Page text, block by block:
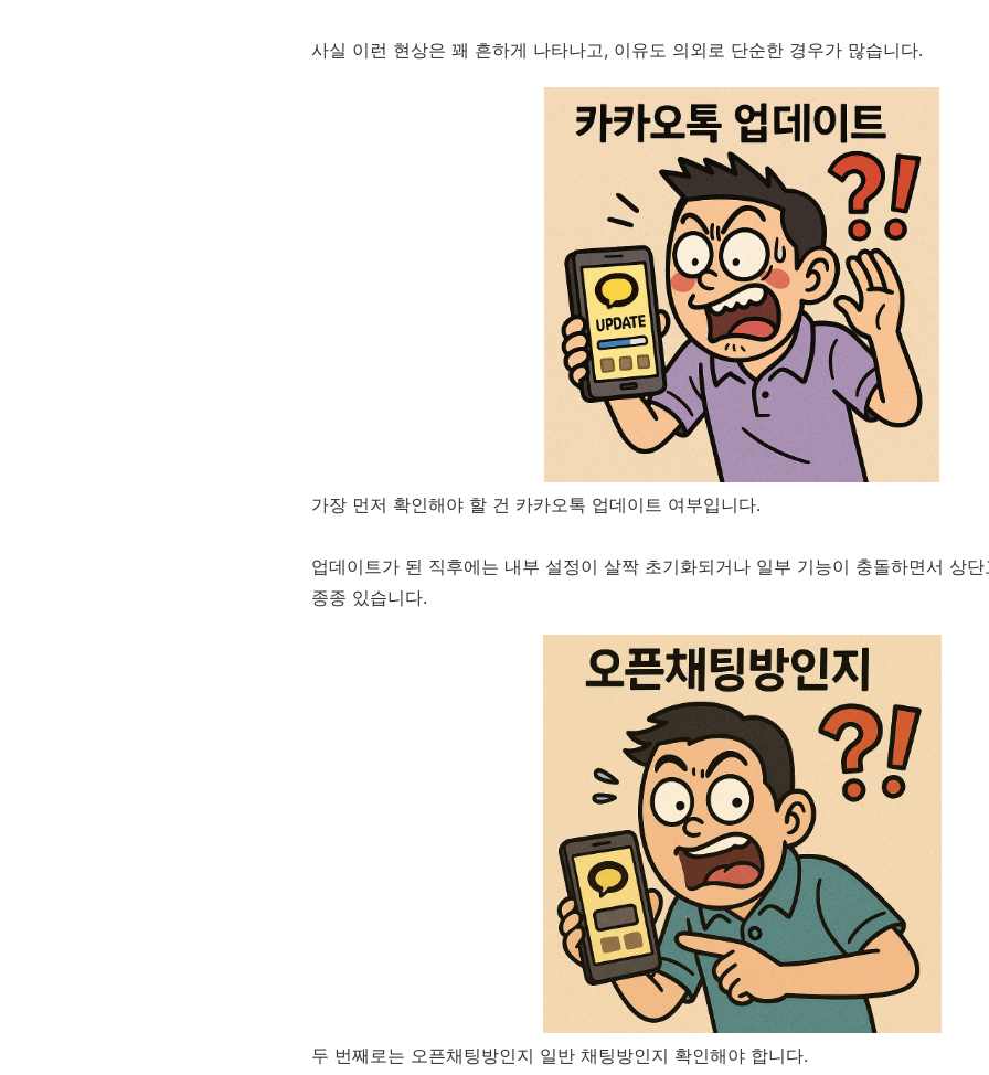
사실 이런 현상은 꽤 흔하게 나타나고, 이유도 의외로 단순한 경우가 많습니다.
가장 먼저 확인해야 할 건 카카오톡 업데이트 여부입니다.
업데이트가 된 직후에는 내부 설정이 살짝 초기화되거나 일부 기능이 충돌하면서 상
종종 있습니다.
두 번째로는 오픈채팅방인지 일반 채팅방인지 확인해야 합니다.